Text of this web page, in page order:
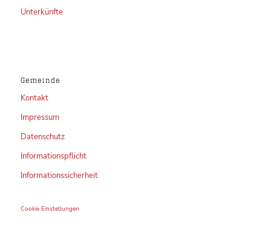
Unterkünfte
Gemeinde
Kontakt
Impressum
Datenschutz
Informationspflicht
Informationssicherheit
Cookie Einstellungen